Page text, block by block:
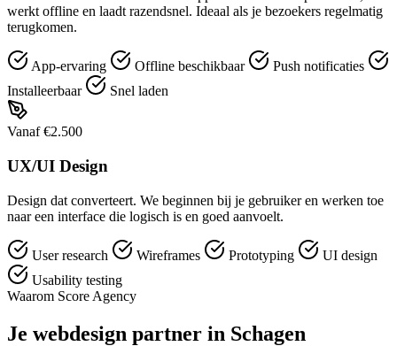
werkt offline en laadt razendsnel. Ideaal als je bezoekers regelmatig
terugkomen.
App-ervaring Offline beschikbaar
Push notificaties
Installeerbaar
Snel laden
Vanaf €2.500
UX/UI Design
Design dat converteert. We beginnen bij je gebruiker en werken toe
naar een interface die logisch is en goed aanvoelt.
User research Wireframes Prototyping
UI design
Usability testing
Waarom Score Agency
Je webdesign partner in Schagen